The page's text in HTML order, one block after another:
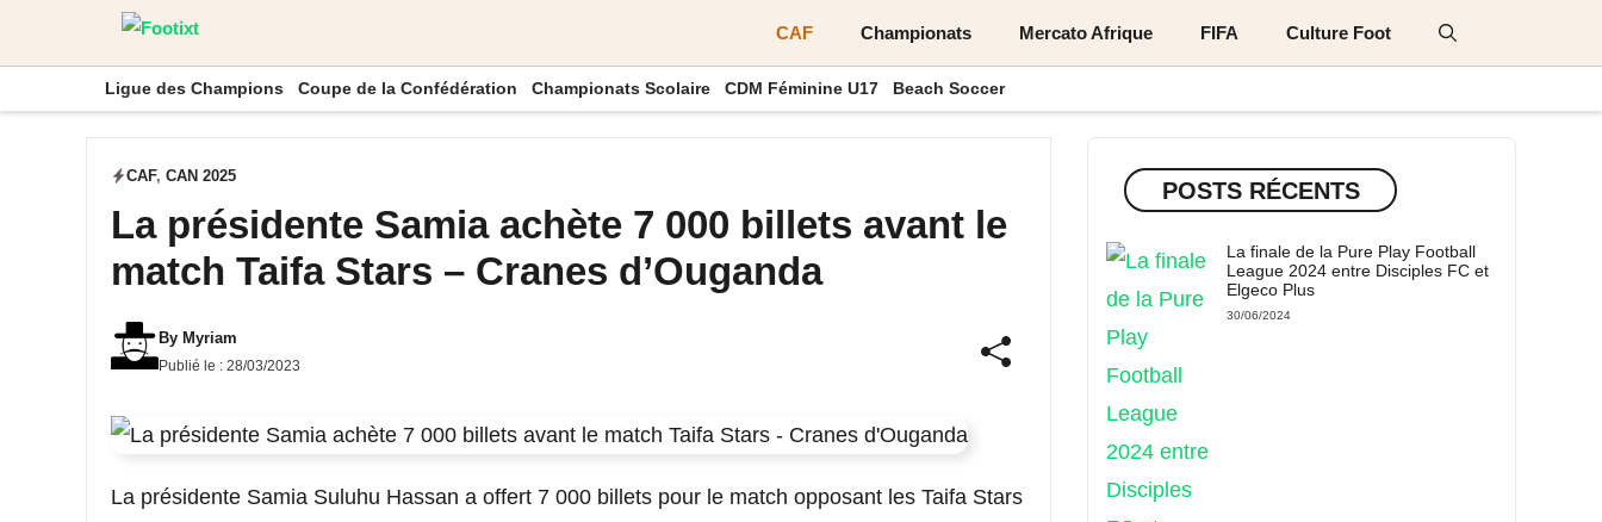
CAF Championats Mercato Afrique FIFA Culture Foot
Ligue des Champions Coupe de la Confédération Championats Scolaire CDM Féminine U17 Beach Soccer
CAF, CAN 2025
La présidente Samia achète 7 000 billets avant le
match Taifa Stars – Cranes d’Ouganda
By Myriam
Publié le : 28/03/2023
La présidente Samia Suluhu Hassan a offert 7 000 billets pour le match opposant les Taifa Stars
POSTS RÉCENTS
La finale de la Pure Play Football
League 2024 entre Disciples FC et
Elgeco Plus
30/06/2024